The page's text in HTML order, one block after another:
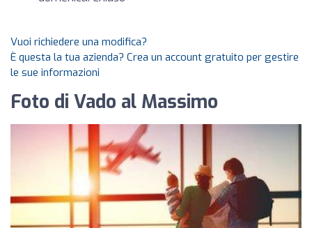
Vuoi richiedere una modifica?
È questa la tua azienda? Crea un account gratuito per gestire
le sue informazioni
Foto di Vado al Massimo